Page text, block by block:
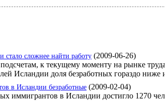
стало сложнее найти работу (2009-06-26)
к текущему моменту на рынке
Исландии доля безработных гораздо ниже
в Исландии безработные (2009-02-04)
иммигрантов в Исландии достигло 1270